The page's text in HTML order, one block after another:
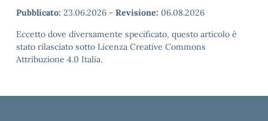
Pubblicato: 23.06.2026 - Revisione: 06.08.2026
Eccetto dove diversamente specificato, questo articolo è
stato rilasciato sotto Licenza Creative Commons
Attribuzione 4.0 Italia.